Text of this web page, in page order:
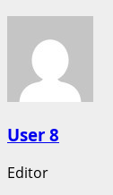
User 8
Editor